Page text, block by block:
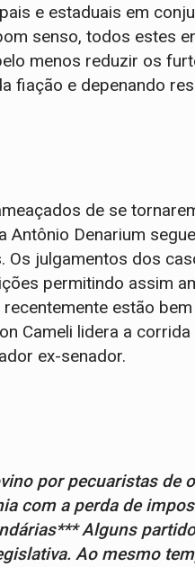
e estaduais em
senso, todos estes
menos reduzir os
fiação e depenando
de se
Antônio Denarium
Os julgamentos dos
permitindo assim
estão
Cameli lidera a
ex-senador.
por pecuaristas de
com a perda de
Alguns
Ao mesmo